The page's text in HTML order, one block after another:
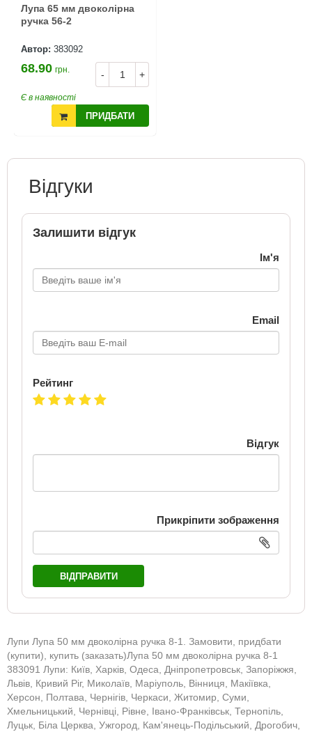
Лупа 65 мм двоколірна
ручка 56-2
Автор: 383092
- +
68.90 грн.
Є в наявності
ПРИДБАТИ
Відгуки
Залишити відгук
Ім'я
Email
Рейтинг
Відгук
Прикріпити зображення
ВІДПРАВИТИ
Лупи Лупа 50 мм двоколірна ручка 8-1. Замовити, придбати
(купити), купить (заказать)Лупа 50 мм двоколірна ручка 8-1
383091 Лупи: Київ, Харків, Одеса, Дніпропетровськ, Запоріжжя,
Львів, Кривий Ріг, Миколаїв, Маріуполь, Вінниця, Макіївка,
Херсон, Полтава, Чернігів, Черкаси, Житомир, Суми,
Хмельницький, Чернівці, Рівне, Івано-Франківськ, Тернопіль,
Луцьк, Біла Церква, Ужгород, Кам'янець-Подільський, Дрогобич,